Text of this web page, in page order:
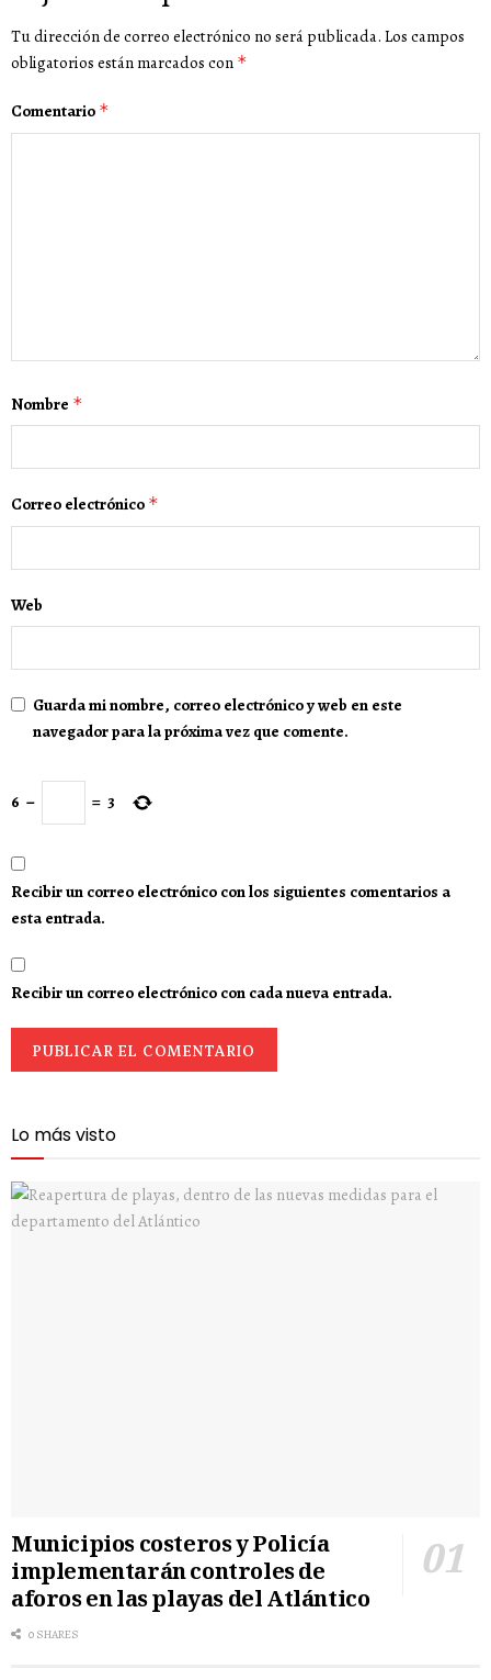
Tu dirección de correo electrónico no será publicada. Los campos
obligatorios están marcados con *
Comentario *
Nombre *
Correo electrónico *
Web
Guarda mi nombre, correo electrónico y web en este
navegador para la próxima vez que comente.
6 − = 3
Recibir un correo electrónico con los siguientes comentarios a
esta entrada.
Recibir un correo electrónico con cada nueva entrada.
Lo más visto
Municipios costeros y Policía
implementarán controles de
aforos en las playas del Atlántico
0 SHARES